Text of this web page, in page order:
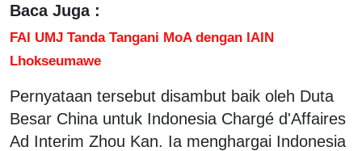
Baca Juga :
FAI UMJ Tanda Tangani MoA dengan IAIN
Lhokseumawe
Pernyataan tersebut disambut baik oleh Duta
Besar China untuk Indonesia Chargé d'Affaires
Ad Interim Zhou Kan. Ia menghargai Indonesia